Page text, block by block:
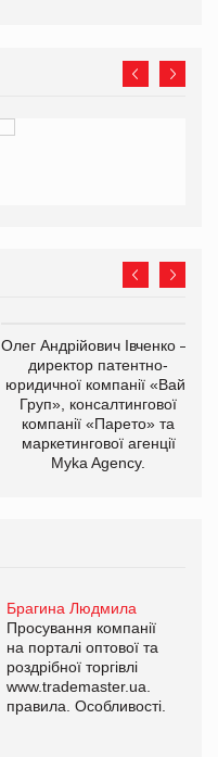
Олег Андрійович Івченко —
директор патентно-
юридичної компанії «Вайз
Груп», консалтингової
компанії «Парето» та
маркетингової агенції
Myka Agency.
Брагина Людмила
Просування компанії
на порталі оптової та
роздрібної торгівлі
www.trademaster.ua.
правила. Особливості.